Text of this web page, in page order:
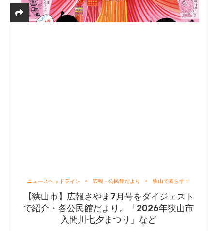
ニュースヘッドライン 広報・公民館だより 狭山で暮らす！
【狭山市】広報さやま7月号をダイジェスト
で紹介・各公民館だより。「2026年狭山市
入間川七夕まつり」など